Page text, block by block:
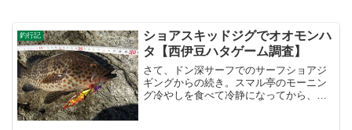
釣行記
ショアスキッドジグでオオモンハ
タ【西伊豆ハタゲーム調査】
さて、ドン深サーフでのサーフショアジ
ギングからの続き。スマル亭のモーニン
グ冷やしを食べて冷静になってから、ど